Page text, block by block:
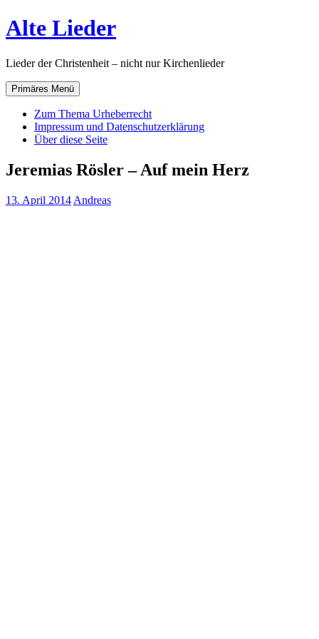
Zum
Inhalt
Alte Lieder
Lieder der Christenheit – nicht nur Kirchenlieder
Primäres Menü
Zum Thema Urheberrecht
Impressum und Datenschutzerklärung
Über diese Seite
Jeremias Rösler – Auf mein Herz
13. April 2014 Andreas